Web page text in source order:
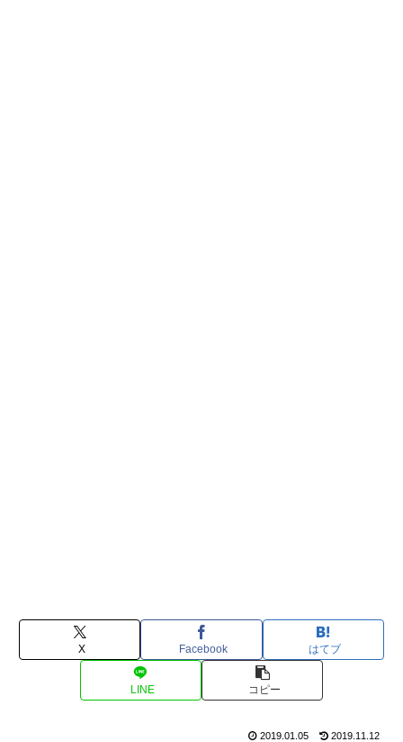
X Facebook はてブ
LINE コピー
2019.01.05 2019.11.12